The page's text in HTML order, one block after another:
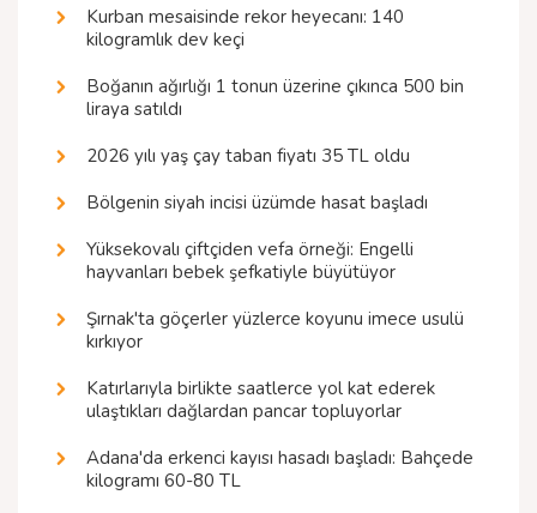
Kurban mesaisinde rekor heyecanı: 140
kilogramlık dev keçi
Boğanın ağırlığı 1 tonun üzerine çıkınca 500 bin
liraya satıldı
2026 yılı yaş çay taban fiyatı 35 TL oldu
Bölgenin siyah incisi üzümde hasat başladı
Yüksekovalı çiftçiden vefa örneği: Engelli
hayvanları bebek şefkatiyle büyütüyor
Şırnak'ta göçerler yüzlerce koyunu imece usulü
kırkıyor
Katırlarıyla birlikte saatlerce yol kat ederek
ulaştıkları dağlardan pancar topluyorlar
Adana'da erkenci kayısı hasadı başladı: Bahçede
kilogramı 60-80 TL